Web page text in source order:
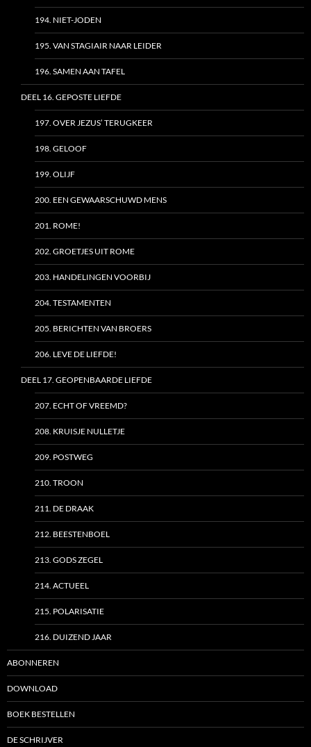
194. NIET-JODEN
195. VAN STAGIAIR NAAR LEIDER
196. SAMEN AAN TAFEL
DEEL 16. GEPOSTE LIEFDE
197. OVER JEZUS’ TERUGKEER
198. GELOOF
199. OLIJF
200. EEN GEWAARSCHUWD MENS
201. ROME!
202. GROETJES UIT ROME
203. HANDELINGEN VOORBIJ
204. TESTAMENTEN
205. BERICHTEN VAN BROERS
206. LEVE DE LIEFDE!
DEEL 17. GEOPENBAARDE LIEFDE
207. ECHT OF VREEMD?
208. KRUISJE NULLETJE
209. POSTWEG
210. TROON
211. DE DRAAK
212. BEESTENBOEL
213. GODS ZEGEL
214. ACTUEEL
215. POLARISATIE
216. DUIZEND JAAR
ABONNEREN
DOWNLOAD
BOEK BESTELLEN
DE SCHRIJVER